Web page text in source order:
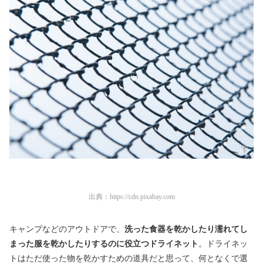
出典： https://cdn.pixabay.com
キャンプなどのアウトドアで、 洗った食器を乾かしたり濡れてし
まった服を乾かしたりするのに役立つドライネット 。
ドライネッ
トはただ使った物を乾かすための道具だと思って、何となくで選